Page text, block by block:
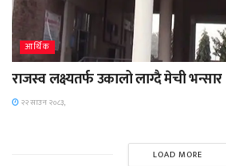
आर्थिक
राजस्व लक्ष्यतर्फ उकालो लाग्दै मेची भन्सार
२२ साउन २०८३,
LOAD MORE